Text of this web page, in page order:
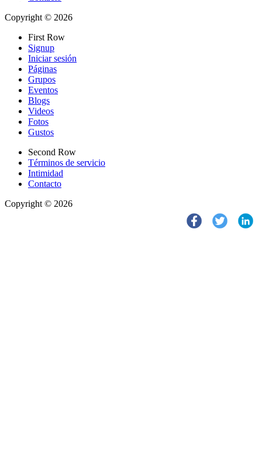
Copyright © 2026
First Row
Signup
Iniciar sesión
Páginas
Grupos
Eventos
Blogs
Videos
Fotos
Gustos
Second Row
Términos de servicio
Intimidad
Contacto
Copyright © 2026